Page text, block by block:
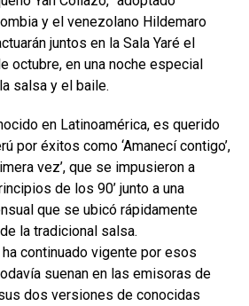
y el venezolano Hildemaro
juntos en la Sala Yaré el
octubre, en una noche especial
salsa y el baile.
en Latinoamérica, es querido
por éxitos como ‘Amanecí contigo’,
vez’, que se impusieron a
de los 90’ junto a una
que se ubicó rápidamente
la tradicional salsa.
continuado vigente por esos
suenan en las emisoras de
dos versiones de conocidas